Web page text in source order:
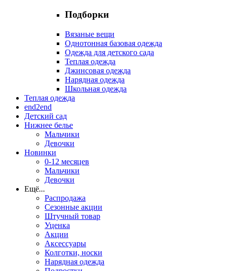
Подборки
Вязаные вещи
Однотонная базовая одежда
Одежда для детского сада
Теплая одежда
Джинсовая одежда
Нарядная одежда
Школьная одежда
Теплая одежда
end2end
Детский сад
Нижнее белье
Мальчики
Девочки
Новинки
0-12 месяцев
Мальчики
Девочки
Ещё...
Распродажа
Сезонные акции
Штучный товар
Уценка
Акции
Аксессуары
Колготки, носки
Нарядная одежда